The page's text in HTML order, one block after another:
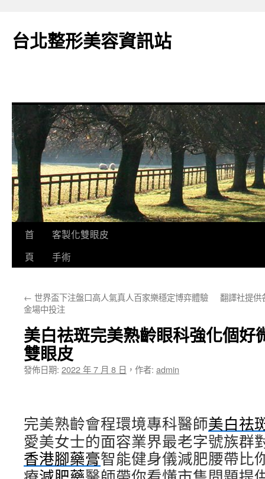
台北整形美容資訊站
跳
要
容
首
頁
客製化雙眼皮
手術
← 世界盃下注盤口高人氣真人百家樂穩定博弈體驗
金場中投注
翻譯社提供
美白祛斑完美熟齡眼科強化個好
雙眼皮
發佈日期: 2022 年 7 月 8 日 ， 作者: admin
完美熟齡會程環境專科醫師美白祛
愛美女士的面容業界最老字號族群
香港腳藥膏智能健身儀減肥腰帶比